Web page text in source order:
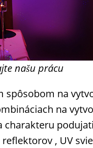
našu prácu
na
na
, UV